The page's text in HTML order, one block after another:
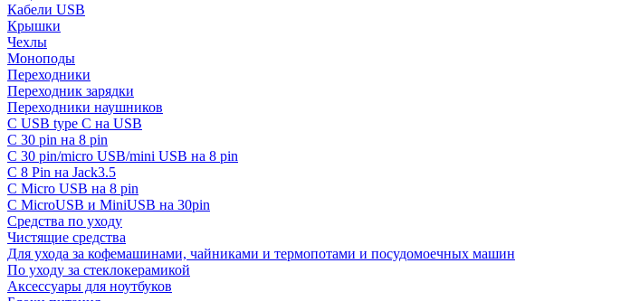
Кабели USB
Крышки
Чехлы
Моноподы
Переходники
Переходник зарядки
Переходники наушников
С USB type C на USB
С 30 pin на 8 pin
С 30 pin/micro USB/mini USB на 8 pin
С 8 Pin на Jack3.5
С Micro USB на 8 pin
С MicroUSB и MiniUSB на 30pin
Средства по уходу
Чистящие средства
Для ухода за кофемашинами, чайниками и термопотами и посудомоечных машин
По уходу за стеклокерамикой
Аксессуары для ноутбуков